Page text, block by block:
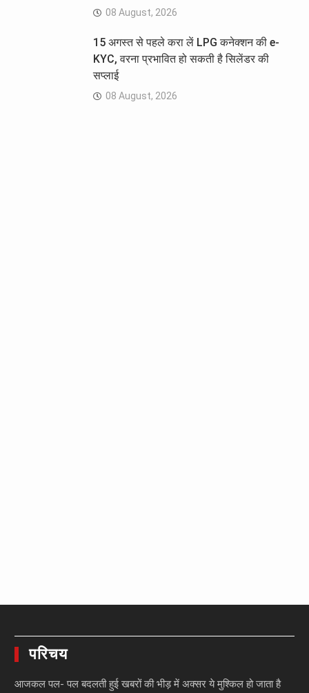
08 August, 2026
15 अगस्त से पहले करा लें LPG कनेक्शन की e-
KYC, वरना प्रभावित हो सकती है सिलेंडर की
सप्लाई
08 August, 2026
परिचय
आजकल पल- पल बदलती हुई खबरों की भीड़ में अक्सर ये मुश्किल हो जाता है